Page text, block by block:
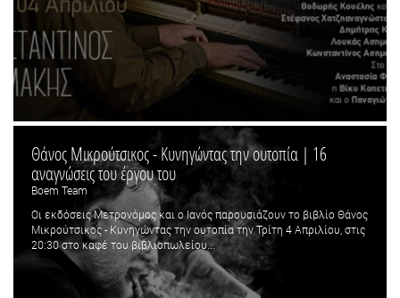
Θάνος Μικρούτσικος - Κυνηγώντας την ουτοπία | 16
αναγνώσεις του έργου του
Boem Team
Οι εκδόσεις Μετρονόμος και ο Ιανός παρουσιάζουν το βιβλίο Θάνος
Μικρούτσικος - Κυνηγώντας την ουτοπία την Τρίτη 4 Απριλίου, στις
20:30 στο καφέ του βιβλιοπωλείου...